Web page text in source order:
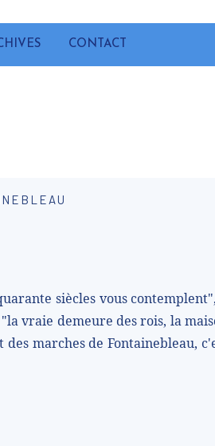
CONTACT
siècles vous
vraie demeure des rois, la
marches de Fontainebleau,